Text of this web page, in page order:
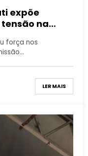
expõe
na
força nos
LER MAIS